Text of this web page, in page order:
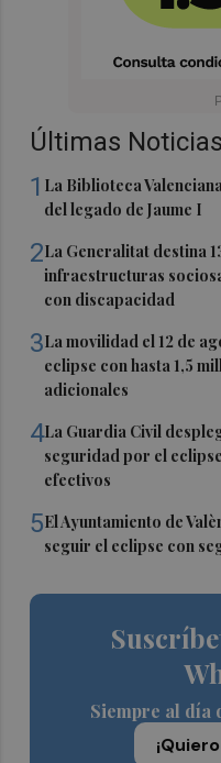
Últimas Noticias
1 La Biblioteca
del legado de Jaume I
2La Generalitat destina
infraestructuras
con discapacidad
3La movilidad el 12 de
eclipse con hasta 1,5
adicionales
4La Guardia Civil
seguridad por el
efectivos
5El Ayuntamiento de
seguir el eclipse con
Siempre al día